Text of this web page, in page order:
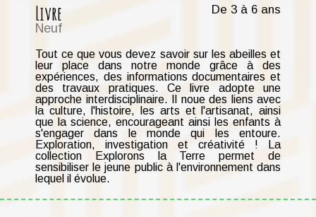
Livre
Neuf
De 3 à 6 ans
Tout ce que vous devez savoir sur les abeilles et
leur place dans notre monde grâce à des
expériences, des informations documentaires et
des travaux pratiques. Ce livre adopte une
approche interdisciplinaire. Il noue des liens avec
la culture, l'histoire, les arts et l'artisanat, ainsi
que la science, encourageant ainsi les enfants à
s'engager dans le monde qui les entoure.
Exploration, investigation et créativité ! La
collection Explorons la Terre permet de
sensibiliser le jeune public à l'environnement dans
lequel il évolue.